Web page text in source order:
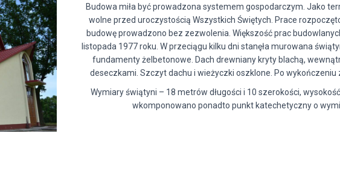
Budowa miła być prowadzona systemem gospodarczym. Jako
wolne przed uroczystością Wszystkich Świętych. Prace
budowę prowadzono bez zezwolenia. Większość prac
listopada 1977 roku. W przeciągu kilku dni stanęła murowana
fundamenty żelbetonowe. Dach drewniany kryty blachą,
deseczkami. Szczyt dachu i wieżyczki oszklone. Po wykończeniu
Wymiary świątyni – 18 metrów długości i 10 szerokości,
wkomponowano ponadto punkt katechetyczny o